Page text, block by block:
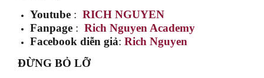
Youtube : RICH NGUYEN
Fanpage : Rich Nguyen Academy
Facebook diễn giả: Rich Nguyen
ĐỪNG BỎ LỠ